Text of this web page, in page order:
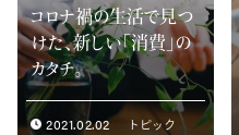
コロナ禍の生活で見つ
けた、新しい「消費」の
カタチ。
2021.02.02 トピック